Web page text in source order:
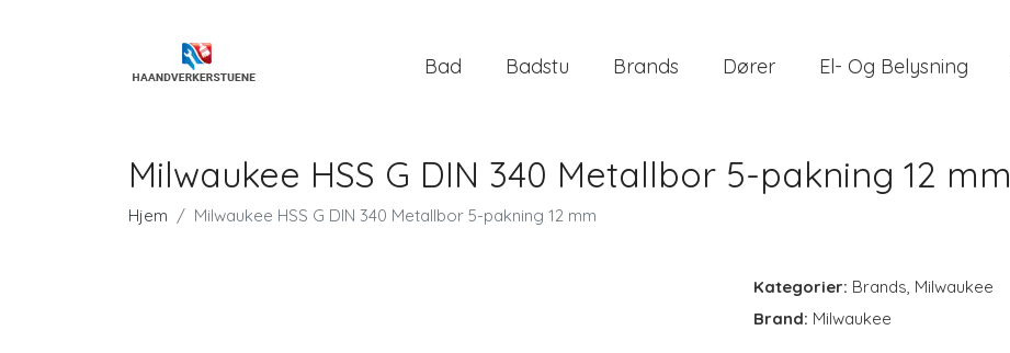
Bad Badstu Brands Dører El- Og Belysning
Milwaukee HSS G DIN 340 Metallbor 5-pakning 12 mm
Hjem Milwaukee HSS G DIN 340 Metallbor 5-pakning 12 mm
Kategorier: Brands, Milwaukee
Brand: Milwaukee